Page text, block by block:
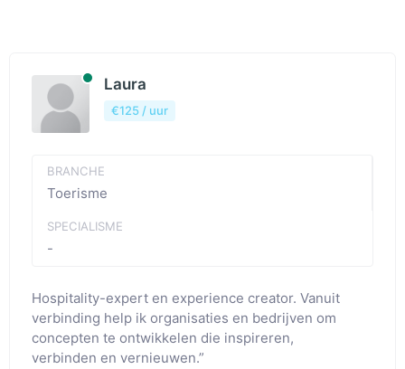
Beschibaar
Laura
€125 / uur
BRANCHE
Toerisme
SPECIALISME
-
Hospitality-expert en experience creator. Vanuit
verbinding help ik organisaties en bedrijven om
concepten te ontwikkelen die inspireren,
verbinden en vernieuwen.”